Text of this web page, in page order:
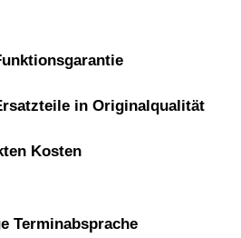
in Originalqualität
Kosten
Terminabsprache